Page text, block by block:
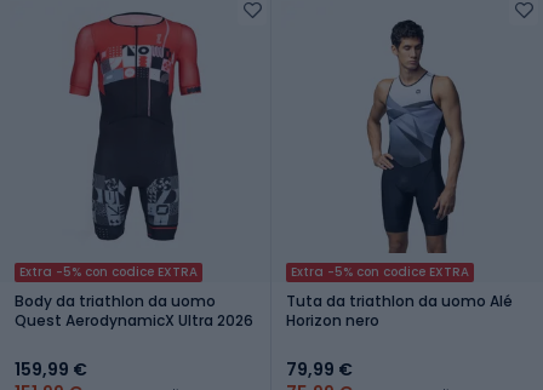
Extra -5% con codice EXTRA
Body da triathlon da uomo
Quest AerodynamicX Ultra 2026
159,99 €
Extra -5% con codice EXTRA
Tuta da triathlon da uomo Alé
Horizon nero
79,99 €